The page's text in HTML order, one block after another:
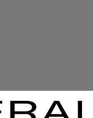
시, 선물 메시지 포함 항
자세히 보기